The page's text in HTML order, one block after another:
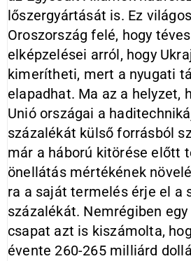
lőszergyártását is. Ez
Oroszország felé, hogy
elképzelései arról, hogy
kimerítheti, mert a nyugati
elapadhat. Ma az a helyzet,
Unió országai a
százalékát külső forrásból
már a háború kitörése előtt
önellátás mértékének
ra a saját termelés érje el a
százalékát. Nemrégiben
csapat azt is kiszámolta,
évente 260-265 milliárd